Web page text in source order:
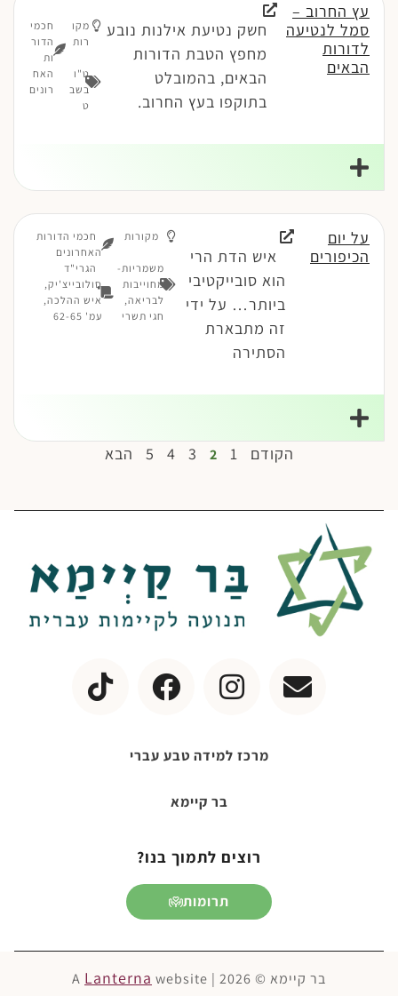
עץ החרוב –
סמל לנטיעה
לדורות
הבאים
חשק נטיעת אילנות נובע
מחפץ הטבת הדורות
הבאים, בהמובלט
בתוקפו בעץ החרוב.
מקו
רות
ט"ו
בשב
ט
חכמי
הדור
ות
האח
רונים
על יום
הכיפורים
איש הדת הרי
הוא סובייקטיבי
ביותר… על ידי
זה מתבארת
הסתירה
מקורות
משמריות-
מחוייבות
לבריאה,
חגי תשרי
חכמי הדורות
האחרונים
הגרי"ד
סולובייצ'יק,
איש ההלכה,
עמ' 62-65
הקודם 1
2
3
4
5 הבא
מרכז למידה טבע עברי
בר קיימא
רוצים לתמוך בנו?
תרומות
בר קיימא © 2026 | A Lanterna website